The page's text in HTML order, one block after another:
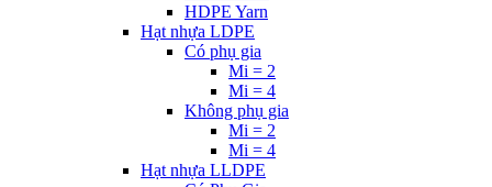
HDPE Yarn
Hạt nhựa LDPE
Có phụ gia
Mi = 2
Mi = 4
Không phụ gia
Mi = 2
Mi = 4
Hạt nhựa LLDPE